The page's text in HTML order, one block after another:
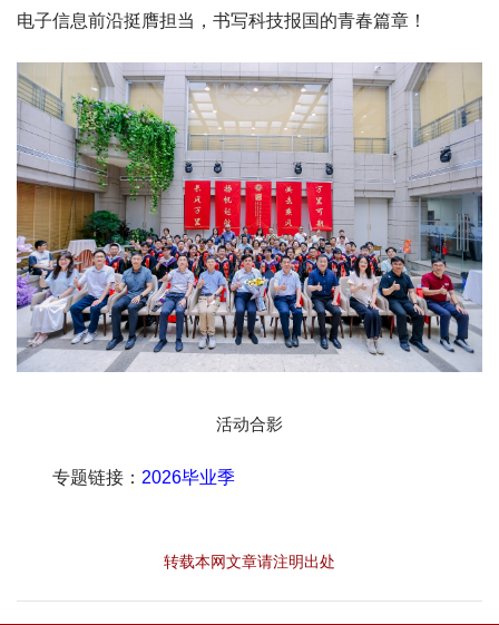
电子信息前沿挺膺担当，书写科技报国的青春篇章！
活动合影
专题链接： 2026毕业季
转载本网文章请注明出处